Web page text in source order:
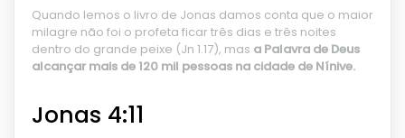
Quando lemos o livro de Jonas damos conta que o maior
milagre não foi o profeta ficar três dias e três noites
dentro do grande peixe (Jn 1.17), mas a Palavra de Deus
alcançar mais de 120 mil pessoas na cidade de Nínive.
Jonas 4:11